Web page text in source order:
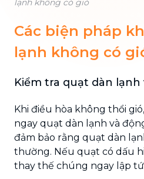
lạnh không có gió
Các biện pháp
lạnh không có
Kiểm tra quạt dàn
Khi điều hòa không thổi
ngay quạt dàn lạnh và
đảm bảo rằng quạt dàn
thường. Nếu quạt có dấu
thay thế chúng ngay lập